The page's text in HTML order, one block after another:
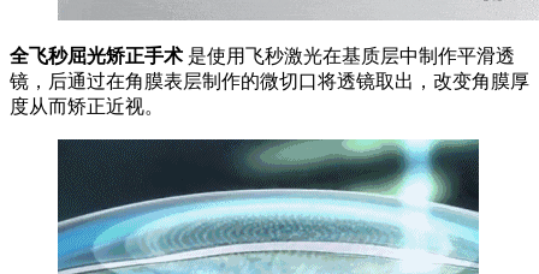
全飞秒屈光矫正手术 是使用飞秒激光在基质层中制作平滑透
镜，后通过在角膜表层制作的微切口将透镜取出，改变角膜厚
度从而矫正近视。